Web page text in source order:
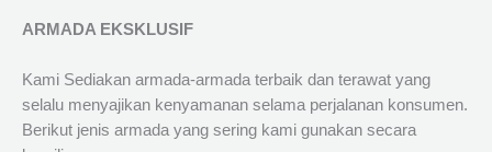
ARMADA EKSKLUSIF
Kami Sediakan armada-armada terbaik dan terawat yang
selalu menyajikan kenyamanan selama perjalanan konsumen.
Berikut jenis armada yang sering kami gunakan secara